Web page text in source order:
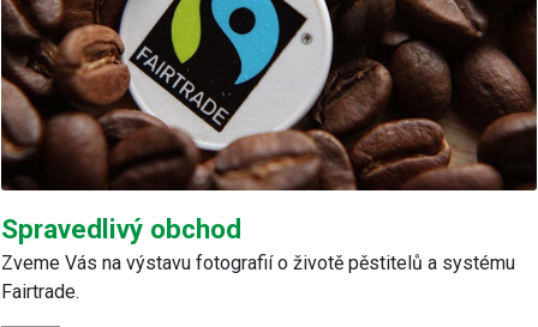
Spravedlivý obchod
Zveme Vás na výstavu fotografií o životě pěstitelů a systému
Fairtrade.